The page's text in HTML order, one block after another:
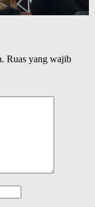
Ruas yang wajib